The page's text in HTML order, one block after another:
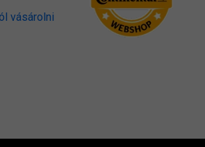
vásárolni